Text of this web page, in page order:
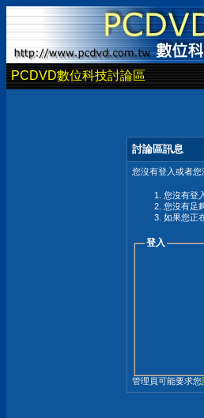
PCDVD數位科技討論區
討論區訊息
您沒有登入或者
您沒有登
您沒有足
如果您正
登入
管理員可能要求您